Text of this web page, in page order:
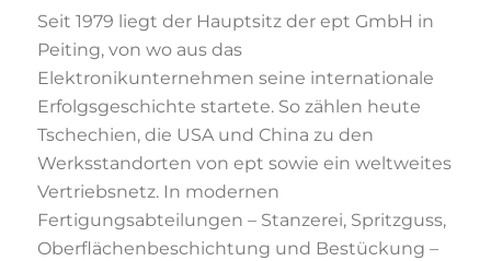
Seit 1979 liegt der Hauptsitz der ept GmbH in
Peiting, von wo aus das
Elektronikunternehmen seine internationale
Erfolgsgeschichte startete. So zählen heute
Tschechien, die USA und China zu den
Werksstandorten von ept sowie ein weltweites
Vertriebsnetz. In modernen
Fertigungsabteilungen – Stanzerei, Spritzguss,
Oberflächenbeschichtung und Bestückung –